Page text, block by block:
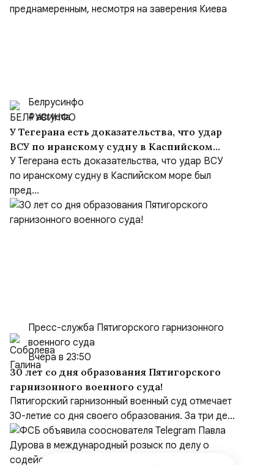
Белрусинфо
4 августа
У Тегерана есть доказательства, что удар
ВСУ по иранскому судну в Каспийском
море был преднамеренным, несмотря на
заверения Киева
У Тегерана есть доказательства, что удар ВСУ
по иранскому судну в Каспийском море был
пред...
Пресс-служба Пятигорского гарнизонного
военного суда
Вчера в 23:50
30 лет со дня образования Пятигорского
гарнизонного военного суда!
Пятигорский гарнизонный военный суд отмечает
30-летие со дня своего образования. За три де...